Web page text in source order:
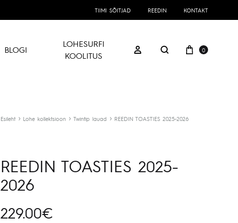
TIIMI SÕITJAD REEDIN KONTAKT
BLOGI
LOHESURFI
KOOLITUS
Logi sisse
Otsing
Ostukorv
0
Esileht Lohe kollektsioon Twintip lauad REEDIN TOASTIES 2025-2026
REEDIN TOASTIES 2025-
2026
229.00€